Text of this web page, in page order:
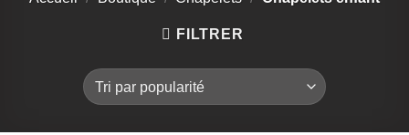
FILTRER